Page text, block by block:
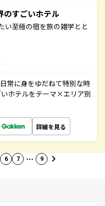
すごいホテル
い至極の宿を旅の雑学とと
常に身をゆだねて特別な時
ホテルをテーマ×エリア別
詳細を見る
6 7 … 9